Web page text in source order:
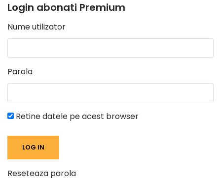
Login abonati Premium
Nume utilizator
Parola
Retine datele pe acest browser
Reseteaza parola